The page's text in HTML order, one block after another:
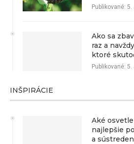
Publikované: 5.
Ako sa
raz a
ktoré
Publikované: 5.
INŠPIRÁCIE
Aké
najlepšie
a